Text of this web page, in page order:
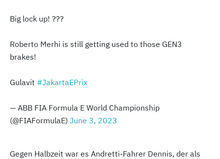
Big lock up! ???
Roberto Merhi is still getting used to those GEN3
brakes!
Gulavit #JakartaEPrix
— ABB FIA Formula E World Championship
(@FIAFormulaE) June 3, 2023
Gegen Halbzeit war es Andretti-Fahrer Dennis, der als